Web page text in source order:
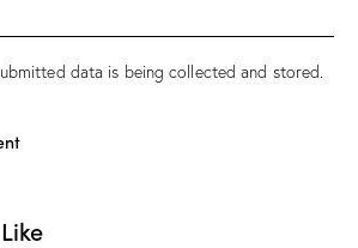
data is being collected and stored.